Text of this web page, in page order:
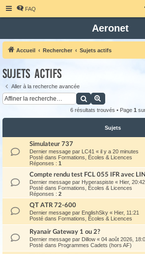
FAQ
Aeronet
Accueil Rechercher Sujets actifs
Sujets actifs
Aller à la recherche avancée
Rechercher
6 résultats trouvés • Page 1
Sujets
Simulateur 737
Dernier message par LC41 « il y a 20 minutes
Posté dans Formations, Écoles & Licences
Réponses : 1
Compte rendu test FCL 055 IFR avec
Dernier message par Hyperaspiste « Hier, 20:42
Posté dans Formations, Écoles & Licences
Réponses : 2
QT ATR 72-600
Dernier message par EnglishSky « Hier, 11:21
Posté dans Formations, Écoles & Licences
Ryanair Gateway 1 ou 2?
Dernier message par Dillow « 04 août 2026,
Posté dans Programmes Cadets (hors AF)